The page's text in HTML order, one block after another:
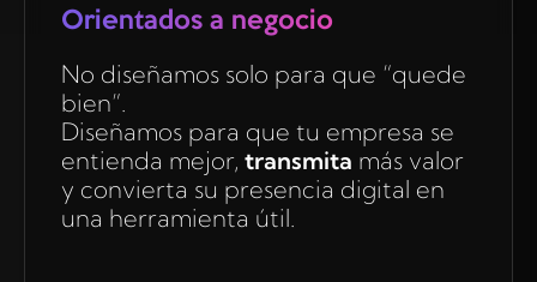
Orientados a negocio
No diseñamos solo para que “quede
bien”.
Diseñamos para que tu empresa se
entienda mejor, transmita más valor
y convierta su presencia digital en
una herramienta útil.